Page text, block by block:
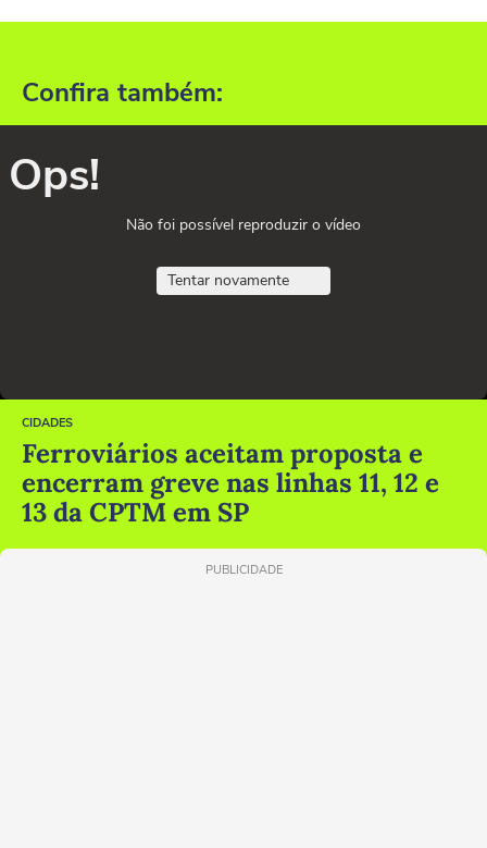
Confira também:
Ops!
Não foi possível reproduzir o vídeo
Tentar novamente
CIDADES
Ferroviários aceitam proposta e
encerram greve nas linhas 11, 12 e
13 da CPTM em SP
PUBLICIDADE